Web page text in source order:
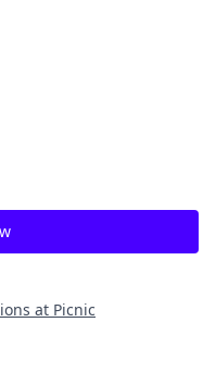
at Picnic